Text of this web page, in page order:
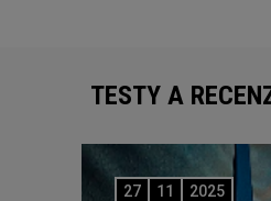
TESTY A
27 11 2025